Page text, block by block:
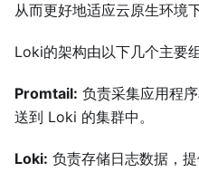
从而更好地适应云原生环境
Loki的架构由以下几个主要
Promtail: 负责采集应用程
送到 Loki 的集群中。
Loki: 负责存储日志数据，